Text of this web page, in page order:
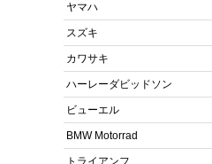
ヤマハ
スズキ
カワサキ
ハーレーダビッドソン
ビューエル
BMW Motorrad